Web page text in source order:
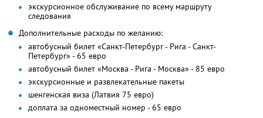
экскурсионное обслуживание по всему маршруту
следования
Дополнительные расходы по желанию:
автобусный билет «Санкт-Петербург - Рига - Санкт-
Петербург» - 65 евро
автобусный билет «Москва - Рига - Москва» - 85 евро
экскурсионные и развлекательные пакеты
шенгенская виза (Латвия 75 евро)
доплата за одноместный номер - 65 евро